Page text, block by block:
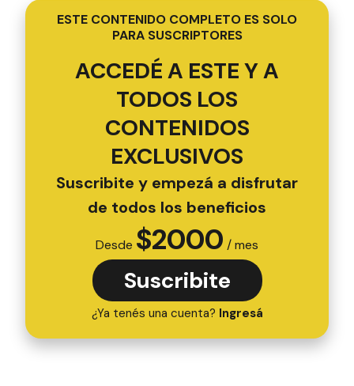
ESTE CONTENIDO COMPLETO ES SOLO
PARA SUSCRIPTORES
ACCEDÉ A ESTE Y A
TODOS LOS
CONTENIDOS
EXCLUSIVOS
Suscribite y empezá a disfrutar
de todos los beneficios
Desde $2000 / mes
Suscribite
¿Ya tenés una cuenta? Ingresá